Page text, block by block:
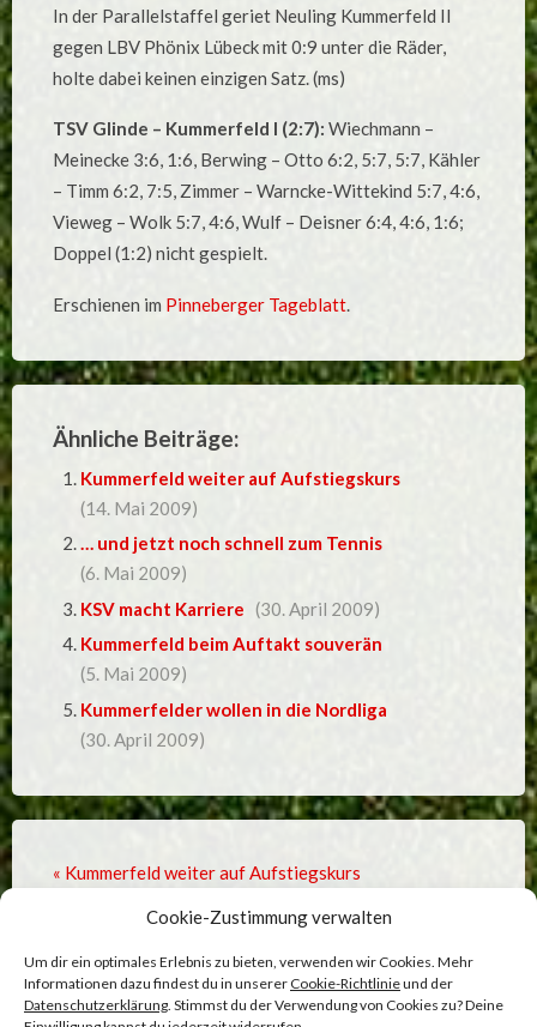
Cookie-Zustimmung verwalten
Um dir ein optimales Erlebnis zu bieten, verwenden wir Cookies. Mehr
Informationen dazu findest du in unserer Cookie-Richtlinieund der
Datenschutzerklärung. Stimmst du der Verwendung von Cookies zu? Deine
In der Parallelstaffel geriet Neuling Kummerfeld II
gegen LBV Phönix Lübeck mit 0:9 unter die Räder,
holte dabei keinen einzigen Satz. (ms)
TSV Glinde – Kummerfeld I (2:7): Wiechmann –
Meinecke 3:6, 1:6, Berwing – Otto 6:2, 5:7, 5:7, Kähler
– Timm 6:2, 7:5, Zimmer – Warncke-Wittekind 5:7, 4:6,
Vieweg – Wolk 5:7, 4:6, Wulf – Deisner 6:4, 4:6, 1:6;
Doppel (1:2) nicht gespielt.
Erschienen im Pinneberger Tageblatt.
Ähnliche Beiträge:
Kummerfeld weiter auf Aufstiegskurs
(14. Mai 2009)
… und jetzt noch schnell zum Tennis
(6. Mai 2009)
KSV macht Karriere (30. April 2009)
Kummerfeld beim Auftakt souverän
(5. Mai 2009)
Kummerfelder wollen in die Nordliga
(30. April 2009)
« Kummerfeld weiter auf Aufstiegskurs
Damenfussball beim Kummerfelder SV »